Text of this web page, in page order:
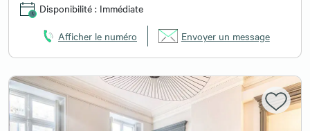
Disponibilité : Immédiate
Afficher le numéro Envoyer un message